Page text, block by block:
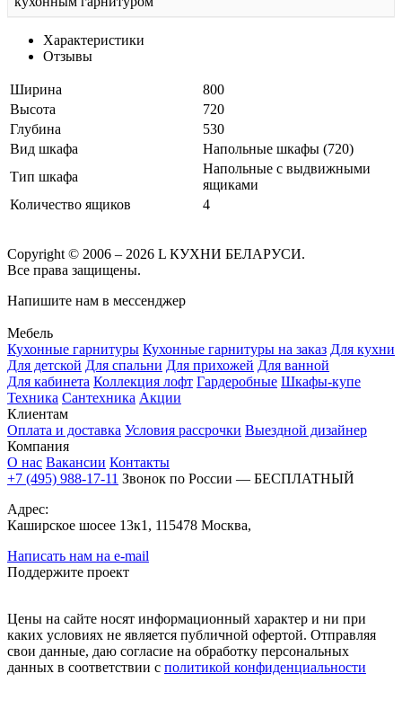
Характеристики
Отзывы
Ширина
800
Высота
720
Глубина
530
Вид шкафа
Напольные шкафы (720)
Тип шкафа
Напольные с выдвижными
ящиками
Количество ящиков
4
Copyright © 2006 – 2026 L КУХНИ БЕЛАРУСИ.
Все права защищены.
Напишите нам в мессенджер
Мебель
Кухонные гарнитуры Кухонные гарнитуры на заказ Для кухни
Для детской Для спальни Для прихожей Для ванной
Для кабинета Коллекция лофт Гардеробные Шкафы-купе
Техника Сантехника Акции
Клиентам
Оплата и доставка Условия рассрочки Выездной дизайнер
Компания
О нас Вакансии Контакты
+7 (495) 988-17-11 Звонок по России — БЕСПЛАТНЫЙ
Адрес:
Каширское шосее 13к1, 115478 Москва,
Написать нам на e-mail
Поддержите проект
Цены на сайте носят информационный характер и ни при
каких условиях не является публичной офертой. Отправляя
свои данные, даю согласие на обработку персональных
данных в соответствии с политикой конфиденциальности